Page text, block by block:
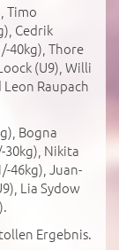
Timo
Cedrik
40kg), Thore
(U9), Willi
Raupach
Bogna
30kg), Nikita
46kg), Juan-
Lia Sydow
Ergebnis.